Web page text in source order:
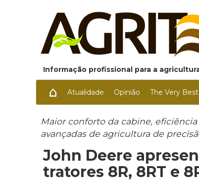
Informação profissional para a
Atualidade Opinião The Very Best
Maior conforto da cabine,
avançadas de agricultura de
John Deere
tratores 8R, 8RT e